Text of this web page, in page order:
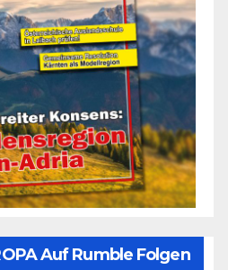
Auf Rumble Folgen